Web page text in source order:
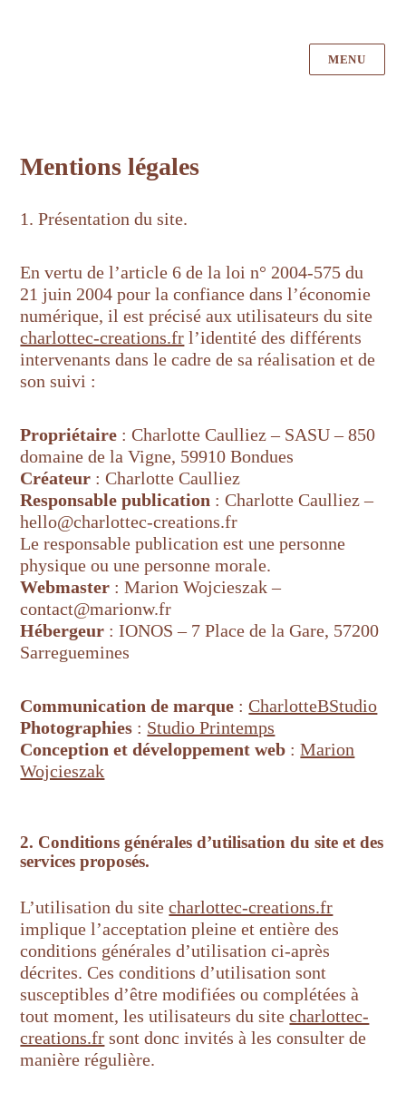
MENU
Mentions légales
1. Présentation du site.
En vertu de l’article 6 de la loi n° 2004-575 du
21 juin 2004 pour la confiance dans l’économie
numérique, il est précisé aux utilisateurs du site
charlottec-creations.fr l’identité des différents
intervenants dans le cadre de sa réalisation et de
son suivi :
Propriétaire : Charlotte Caulliez – SASU – 850
domaine de la Vigne, 59910 Bondues
Créateur : Charlotte Caulliez
Responsable publication : Charlotte Caulliez –
hello@charlottec-creations.fr
Le responsable publication est une personne
physique ou une personne morale.
Webmaster : Marion Wojcieszak –
contact@marionw.fr
Hébergeur : IONOS – 7 Place de la Gare, 57200
Sarreguemines
Communication de marque :CharlotteBStudio
Photographies : Studio Printemps
Conception et développement web :Marion
Wojcieszak
2. Conditions générales d’utilisation du site et des
services proposés.
L’utilisation du sitecharlottec-creations.fr
implique l’acceptation pleine et entière des
conditions générales d’utilisation ci-après
décrites. Ces conditions d’utilisation sont
susceptibles d’être modifiées ou complétées à
tout moment, les utilisateurs du sitecharlottec-
creations.fr sont donc invités à les consulter de
manière régulière.